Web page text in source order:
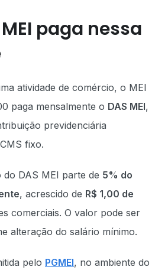
paga nessa
atividade de comércio, o MEI
paga mensalmente o DAS MEI,
previdenciária
fixo.
DAS MEI parte de 5% do
, acrescido de R$ 1,00 de
comerciais. O valor pode ser
alteração do salário mínimo.
pelo PGMEI, no ambiente do